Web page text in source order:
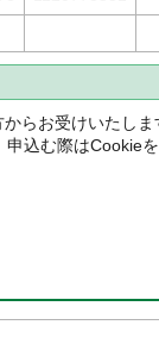
らお受けいたしま
込む際はCookie